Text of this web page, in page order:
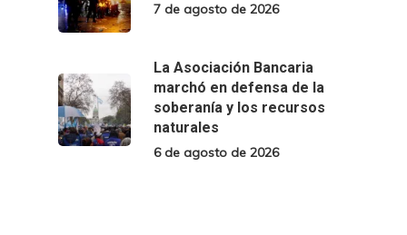
7 de agosto de 2026
La Asociación Bancaria
marchó en defensa de la
soberanía y los recursos
naturales
6 de agosto de 2026